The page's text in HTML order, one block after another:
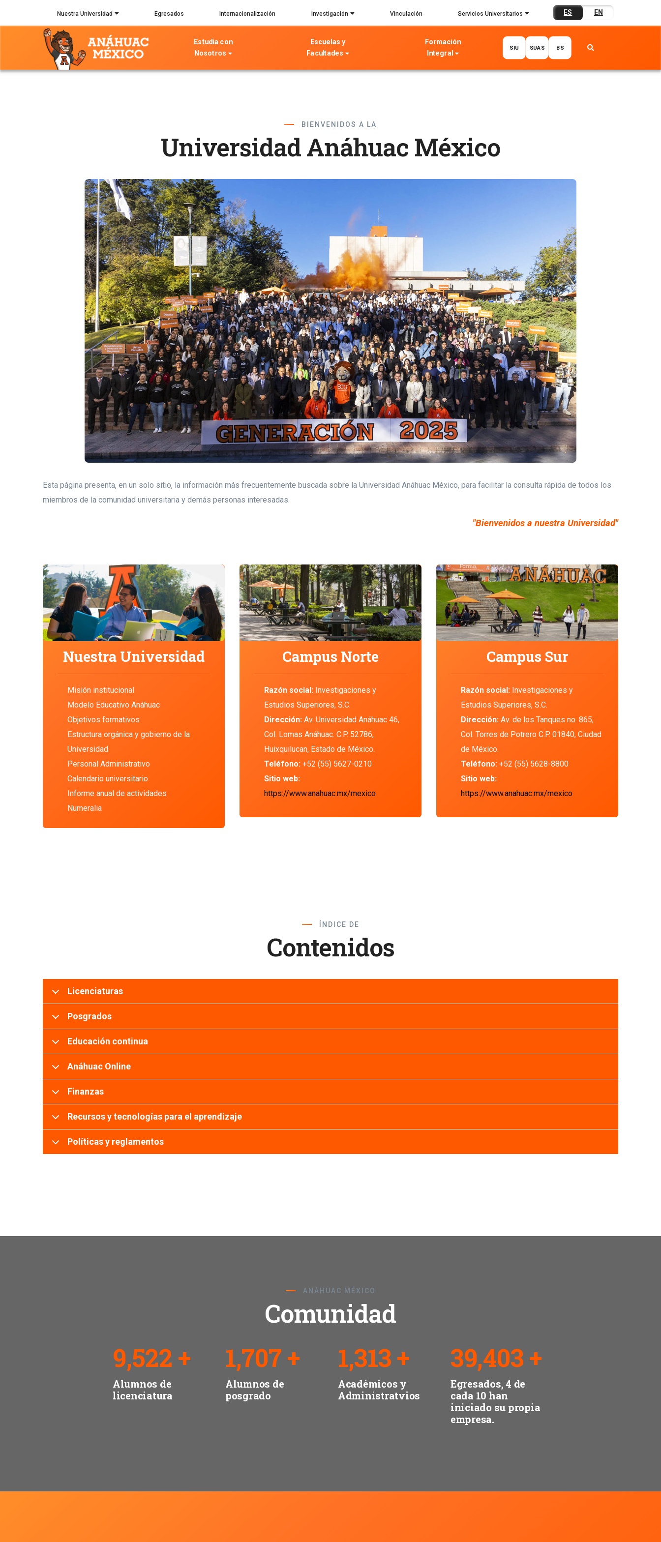
Nuestra Universidad Egresados Internacionalización Investigación Vinculación Servicios Universitarios ES EN
Estudia con
Nosotros
Escuelas y
Facultades
Formación
Integral
SIU SUAS BS
BIENVENIDOS A LA
Universidad Anáhuac México
Esta página presenta, en un solo sitio, la información más frecuentemente buscada sobre la Universidad Anáhuac México, para facilitar la consulta rápida de todos los
miembros de la comunidad universitaria y demás personas interesadas.
"Bienvenidos a nuestra Universidad"
Nuestra Universidad
Misión institucional
Modelo Educativo Anáhuac
Objetivos formativos
Estructura orgánica y gobierno de la
Universidad
Personal Administrativo
Calendario universitario
Informe anual de actividades
Numeralia
Campus Norte
Razón social:Investigaciones y
Estudios Superiores, S.C.
Dirección:Av. Universidad Anáhuac 46,
Col. Lomas Anáhuac. C.P. 52786,
Huixquilucan, Estado de México.
Teléfono:+52 (55) 5627-0210
Sitio web:
https://www.anahuac.mx/mexico
Campus Sur
Razón social:Investigaciones y
Estudios Superiores, S.C.
Dirección:Av. de los Tanques no. 865,
Col. Torres de Potrero C.P. 01840, Ciudad
de México.
Teléfono:+52 (55) 5628-8800
Sitio web:
https://www.anahuac.mx/mexico
ÍNDICE DE
Contenidos
Licenciaturas
Posgrados
Educación continua
Anáhuac Online
Finanzas
Recursos y tecnologías para el aprendizaje
Políticas y reglamentos
ANÁHUAC MÉXICO
Comunidad
13,634+
Alumnos de
licenciatura
2,445 +
Alumnos de
posgrado
1,881+
Académicos y
Administratvios
56,418 +
Egresados, 4 de
cada 10 han
iniciado su propia
empresa.